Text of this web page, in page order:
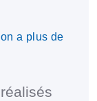
a plus de